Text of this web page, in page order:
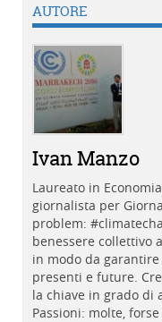
AUTORE
Ivan Manzo
Laureato in
giornalista per
problem:
benessere collettivo
in modo da
presenti e future.
la chiave in grado di
Passioni: molte, forse